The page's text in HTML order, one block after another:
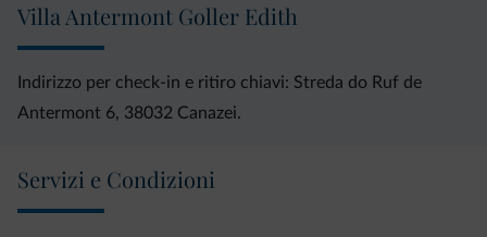
Villa Antermont Goller Edith
Indirizzo per check-in e ritiro chiavi: Streda do Ruf de
Antermont 6, 38032 Canazei.
Servizi e Condizioni